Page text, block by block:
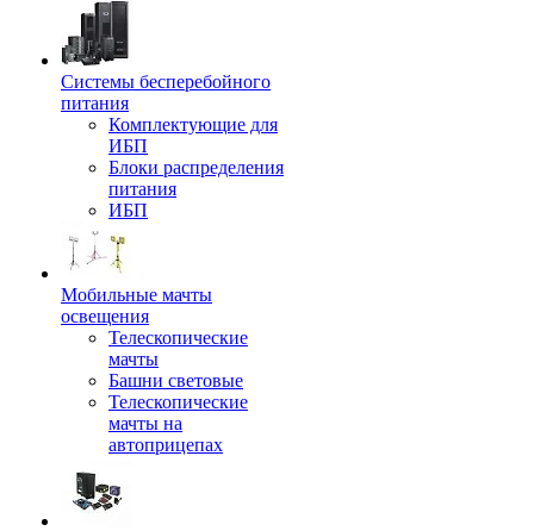
Системы бесперебойного
питания
Комплектующие для
ИБП
Блоки распределения
питания
ИБП
Мобильные мачты
освещения
Телескопические
мачты
Башни световые
Телескопические
мачты на
автоприцепах